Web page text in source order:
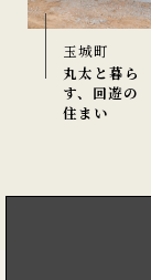
玉城町
丸太と暮ら
す、回遊の
住まい